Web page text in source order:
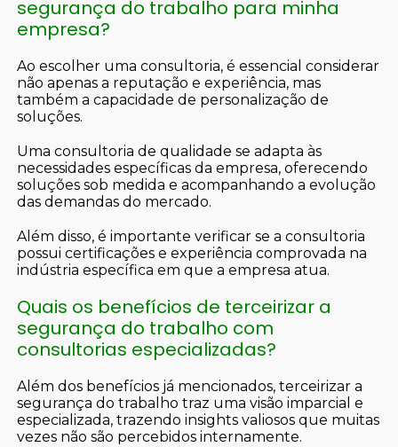
segurança do trabalho para minha
empresa?
Ao escolher uma consultoria, é essencial considerar
não apenas a reputação e experiência, mas
também a capacidade de personalização de
soluções.
Uma consultoria de qualidade se adapta às
necessidades específicas da empresa, oferecendo
soluções sob medida e acompanhando a evolução
das demandas do mercado.
Além disso, é importante verificar se a consultoria
possui certificações e experiência comprovada na
indústria específica em que a empresa atua.
Quais os benefícios de terceirizar a
segurança do trabalho com
consultorias especializadas?
Além dos benefícios já mencionados, terceirizar a
segurança do trabalho traz uma visão imparcial e
especializada, trazendo insights valiosos que muitas
vezes não são percebidos internamente.